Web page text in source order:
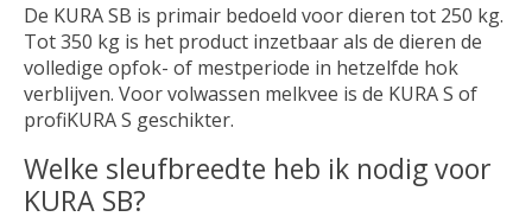
De KURA SB is primair bedoeld voor dieren tot 250 kg.
Tot 350 kg is het product inzetbaar als de dieren de
volledige opfok- of mestperiode in hetzelfde hok
verblijven. Voor volwassen melkvee is de KURA S of
profiKURA S geschikter.
Welke sleufbreedte heb ik nodig voor
KURA SB?